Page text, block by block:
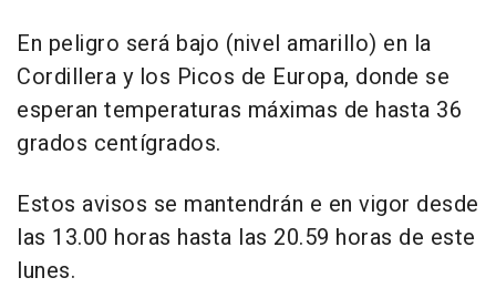
En peligro será bajo (nivel amarillo) en la
Cordillera y los Picos de Europa, donde se
esperan temperaturas máximas de hasta 36
grados centígrados.
Estos avisos se mantendrán e en vigor desde
las 13.00 horas hasta las 20.59 horas de este
lunes.